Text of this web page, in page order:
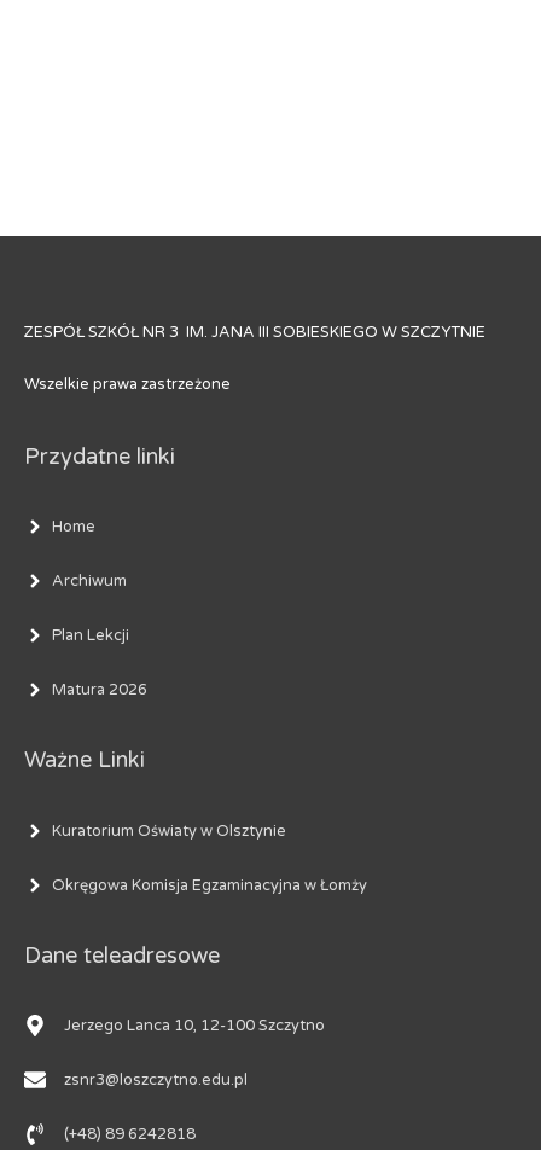
ZESPÓŁ SZKÓŁ NR 3 IM. JANA III SOBIESKIEGO W SZCZYTNIE
Wszelkie prawa zastrzeżone
Przydatne linki
Home
Archiwum
Plan Lekcji
Matura 2026
Ważne Linki
Kuratorium Oświaty w Olsztynie
Okręgowa Komisja Egzaminacyjna w Łomży
Dane teleadresowe
Jerzego Lanca 10, 12-100 Szczytno
zsnr3@loszczytno.edu.pl
(+48) 89 6242818